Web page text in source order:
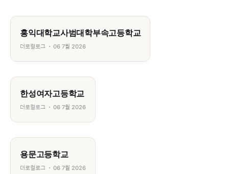
홍익대학교사범대학부속고등학교
더로컬로그 06 7월 2026
한성여자고등학교
더로컬로그 06 7월 2026
용문고등학교
더로컬로그 06 7월 2026